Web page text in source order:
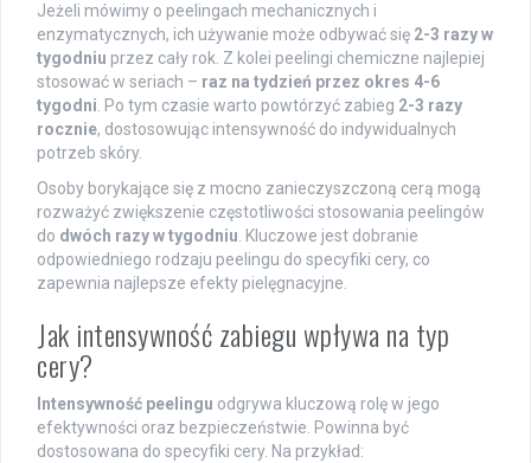
Jeżeli mówimy o peelingach mechanicznych i
enzymatycznych, ich używanie może odbywać się 2-3 razy w
tygodniu przez cały rok. Z kolei peelingi chemiczne najlepiej
stosować w seriach – raz na tydzień przez okres 4-6
tygodni . Po tym czasie warto powtórzyć zabieg 2-3 razy
rocznie, dostosowując intensywność do indywidualnych
potrzeb skóry.
Osoby borykające się z mocno zanieczyszczoną cerą mogą
rozważyć zwiększenie częstotliwości stosowania peelingów
do dwóch razy w tygodniu . Kluczowe jest dobranie
odpowiedniego rodzaju peelingu do specyfiki cery, co
zapewnia najlepsze efekty pielęgnacyjne.
Jak intensywność zabiegu wpływa na typ
cery?
Intensywność peelingu odgrywa kluczową rolę w jego
efektywności oraz bezpieczeństwie. Powinna być
dostosowana do specyfiki cery. Na przykład: